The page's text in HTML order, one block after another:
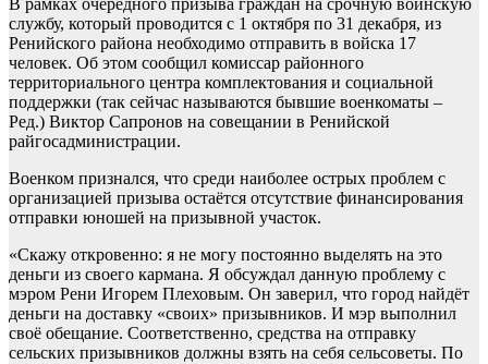
службу, который проводится с 1 октября по 31 декабря, из
Ренийского района необходимо отправить в войска 17
человек. Об этом сообщил комиссар районного
территориального центра комплектования и социальной
поддержки (так сейчас называются бывшие военкоматы –
Ред.) Виктор Сапронов на совещании в Ренийской
райгосадминистрации.
Военком признался, что среди наиболее острых проблем с
организацией призыва остаётся отсутствие финансирования
отправки юношей на призывной участок.
«Скажу откровенно: я не могу постоянно выделять на это
деньги из своего кармана. Я обсуждал данную проблему с
мэром Рени Игорем Плеховым. Он заверил, что город найдёт
деньги на доставку «своих» призывников. И мэр выполнил
своё обещание. Соответственно, средства на отправку
сельских призывников должны взять на себя сельсоветы. По